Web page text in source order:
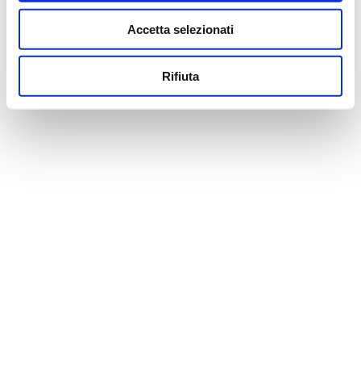
Accetta selezionati
Rifiuta
PER LA SCOMPARSA DI CECILIA.
IL TUO MERAVIGLIOSO SORRISO SARA’ SEMPRE VIVO TRA
DI NOI.